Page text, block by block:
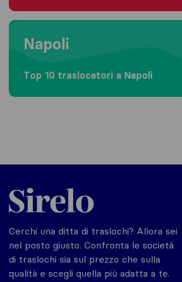
Moving to Napoli
Napoli
Top 10 traslocatori a Napoli
Sirelo.it
Cerchi una ditta di traslochi? Allora sei
nel posto giusto. Confronta le società
di traslochi sia sul prezzo che sulla
qualità e scegli quella più adatta a te.